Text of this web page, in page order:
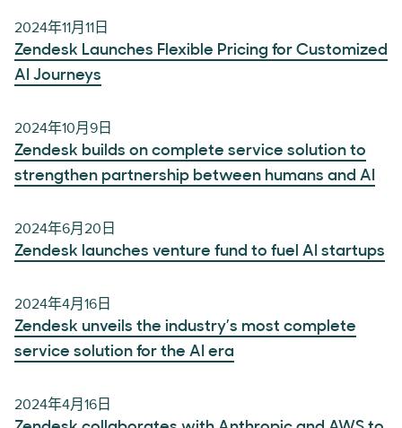
2024年11月11日
Zendesk Launches Flexible Pricing for Customized
AI Journeys
2024年10月9日
Zendesk builds on complete service solution to
strengthen partnership between humans and AI
2024年6月20日
Zendesk launches venture fund to fuel AI startups
2024年4月16日
Zendesk unveils the industry’s most complete
service solution for the AI era
2024年4月16日